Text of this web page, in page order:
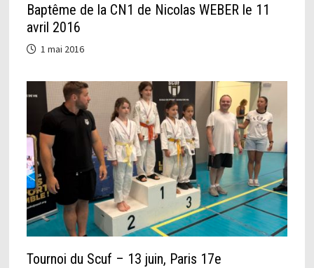
Baptême de la CN1 de Nicolas WEBER le 11
avril 2016
1 mai 2016
Tournoi du Scuf – 13 juin, Paris 17e